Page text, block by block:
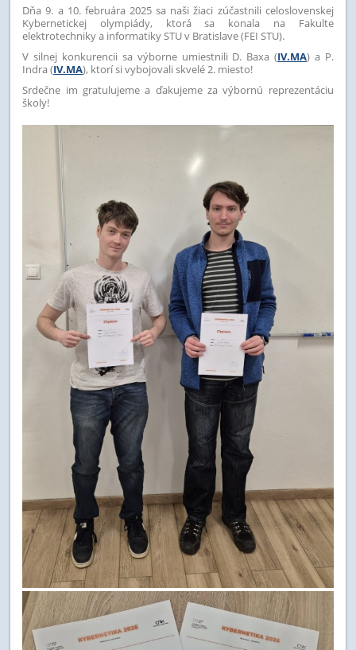
Dňa 9. a 10. februára 2025 sa naši žiaci zúčastnili celoslovenskej
Kybernetickej olympiády, ktorá sa konala na Fakulte
elektrotechniky a informatiky STU v Bratislave (FEI STU).
V silnej konkurencii sa výborne umiestnili D. Baxa (IV.MA) a P.
Indra (IV.MA), ktorí si vybojovali skvelé 2. miesto!
Srdečne im gratulujeme a ďakujeme za výbornú reprezentáciu
školy!